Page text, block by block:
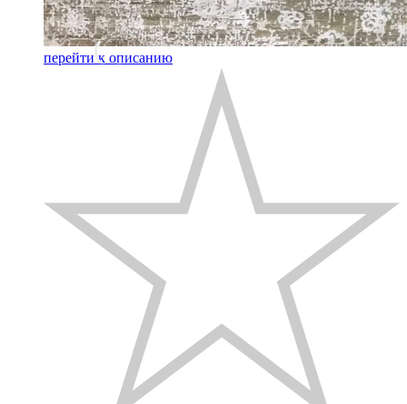
перейти к описанию